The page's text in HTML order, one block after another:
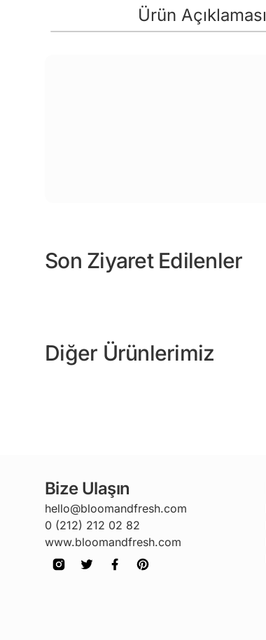
Ürün Açıklaması
Son Ziyaret Edilenler
Diğer Ürünlerimiz
Bize Ulaşın
hello@bloomandfresh.com
0 (212) 212 02 82
www.bloomandfresh.com